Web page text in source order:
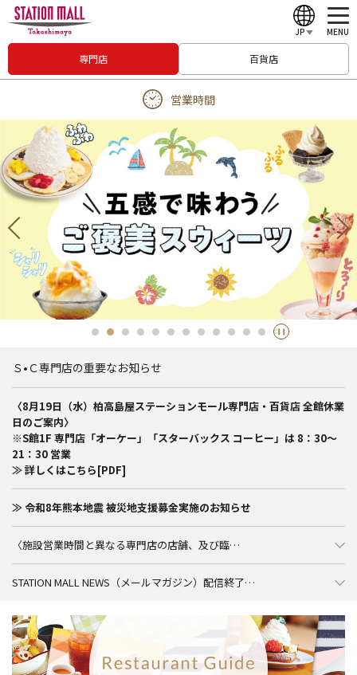
専門店 百貨店
JP
English
中文（简体）
한국어
Japanese
MENU
営業時間
Ｓ•Ｃ専門店の重要なお知らせ
〈8月19日（水）柏高島屋ステーションモール専門店・百貨店 全館休業
日のご案内〉
※S館1F 専門店「オーケー」「スターバックス コーヒー」は 8：30～
21：30 営業
≫ 詳しくはこちら[PDF]
≫ 令和8年熊本地震 被災地支援募金実施のお知らせ
〈施設営業時間と異なる専門店の店舗、及び臨…
STATION MALL NEWS（メールマガジン）配信終了…